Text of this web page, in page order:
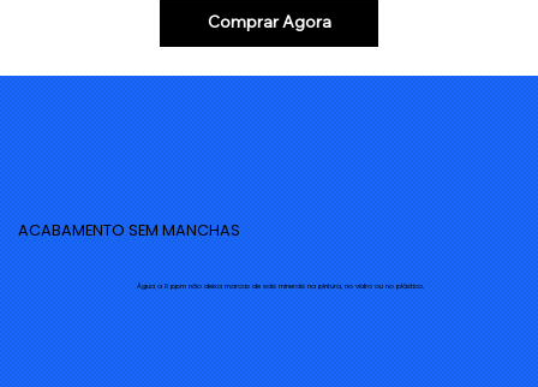
Comprar Agora
ACABAMENTO SEM MANCHAS
Água a 0 ppm não deixa marcas de sais minerais na pintura, no vidro ou no plástico.